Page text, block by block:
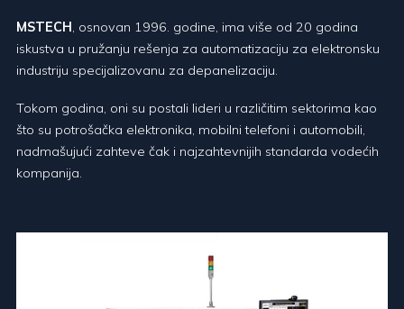
MSTECH , osnovan 1996. godine, ima više od 20 godina
iskustva u pružanju rešenja za automatizaciju za elektronsku
industriju specijalizovanu za depanelizaciju.
Tokom godina, oni su postali lideri u različitim sektorima kao
što su potrošačka elektronika, mobilni telefoni i automobili,
nadmašujući zahteve čak i najzahtevnijih standarda vodećih
kompanija.